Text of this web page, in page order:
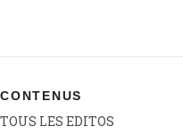
CONTENUS
TOUS LES EDITOS